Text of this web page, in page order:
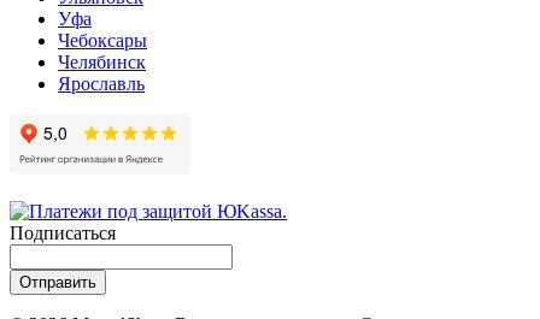
Уфа
Чебоксары
Челябинск
Ярославль
Подписаться
Отправить